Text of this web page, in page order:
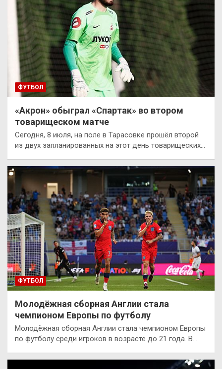
ФУТБОЛ
«Акрон» обыграл «Спартак» во втором
товарищеском матче
Сегодня, 8 июля, на поле в Тарасовке прошёл второй
из двух запланированных на этот день товарищеских…
ФУТБОЛ
Молодёжная сборная Англии стала
чемпионом Европы по футболу
Молодёжная сборная Англии стала чемпионом Европы
по футболу среди игроков в возрасте до 21 года. В…